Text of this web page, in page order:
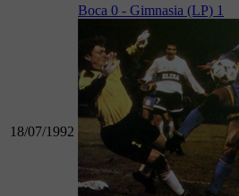
18/07/1992
Boca 0 - Gimnasia (LP) 1